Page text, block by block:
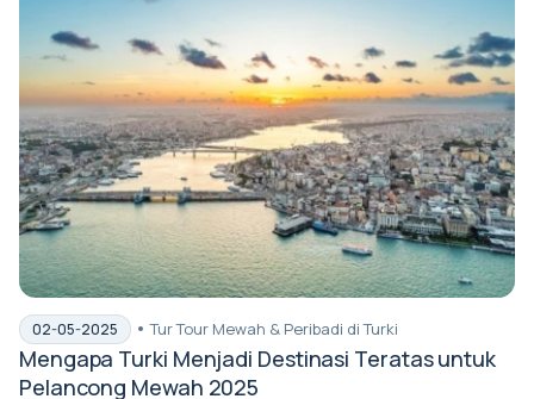
02-05-2025 Tur Tour Mewah & Peribadi di Turki
Mengapa Turki Menjadi Destinasi Teratas untuk
Pelancong Mewah 2025